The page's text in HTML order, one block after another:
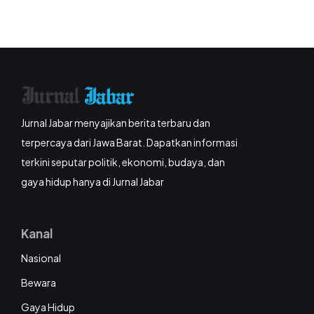
Jurnal Jabar menyajikan berita terbaru dan
terpercaya dari Jawa Barat. Dapatkan informasi
terkini seputar politik, ekonomi, budaya, dan
gaya hidup hanya di Jurnal Jabar
Kanal
Nasional
Bewara
Gaya Hidup